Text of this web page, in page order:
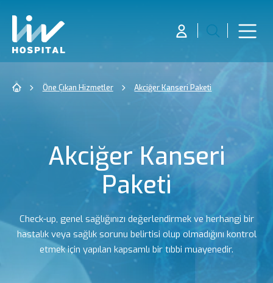
Öne Çıkan Hizmetler Akciğer Kanseri Paketi
Akciğer Kanseri
Paketi
Check-up, genel sağlığınızı değerlendirmek ve herhangi bir
hastalık veya sağlık sorunu belirtisi olup olmadığını kontrol
etmek için yapılan kapsamlı bir tıbbi muayenedir.